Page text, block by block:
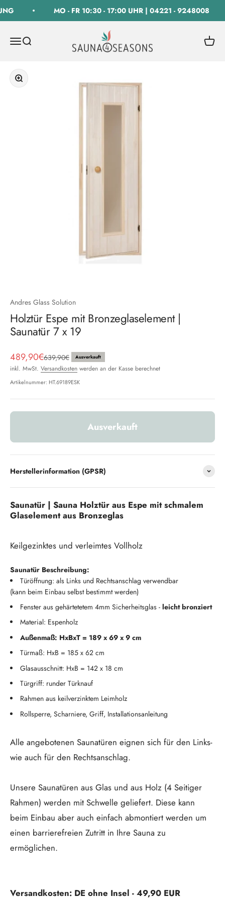
MO - FR 10:30 - 17:00 UHR | 04221 - 9248008
Navigationsmenü öffnen
Suche öffnen
SAUNA 4 SEASONS GmbH
Bild vergrößern
Andres Glass Solution
Holztür Espe mit Bronzeglaselement |
Saunatür 7 x 19
Angebot
489,90€Regulärer Preis
639,90€ Ausverkauft
inkl. MwSt. Versandkosten werden an der Kasse berechnet
Artikelnummer: HT.69189ESK
Ausverkauft
Herstellerinformation (GPSR)
Saunatür | Sauna Holztür aus Espe mit schmalem
Glaselement aus Bronzeglas
Keilgezinktes und verleimtes Vollholz
Saunatür Beschreibung:
Türöffnung: als Links und Rechtsanschlag verwendbar
(kann beim Einbau selbst bestimmt werden)
Fenster aus gehärtetetem 4mm Sicherheitsglas - leicht bronziert
Material: Espenholz
Außenmaß: HxBxT = 189 x 69 x 9 cm
Türmaß: HxB = 185 x 62 cm
Glasausschnitt: HxB = 142 x 18 cm
Türgriff: runder Türknauf
Rahmen aus keilverzinktem Leimholz
Rollsperre, Scharniere, Griff, Installationsanleitung
Alle angebotenen Saunatüren eignen sich für den Links-
wie auch für den Rechtsanschlag.
Unsere Saunatüren aus Glas und aus Holz (4 Seitiger
Rahmen) werden mit Schwelle geliefert. Diese kann
beim Einbau aber auch einfach abmontiert werden um
einen barrierefreien Zutritt in Ihre Sauna zu
ermöglichen.
Versandkosten: DE ohne Insel - 49,90 EUR